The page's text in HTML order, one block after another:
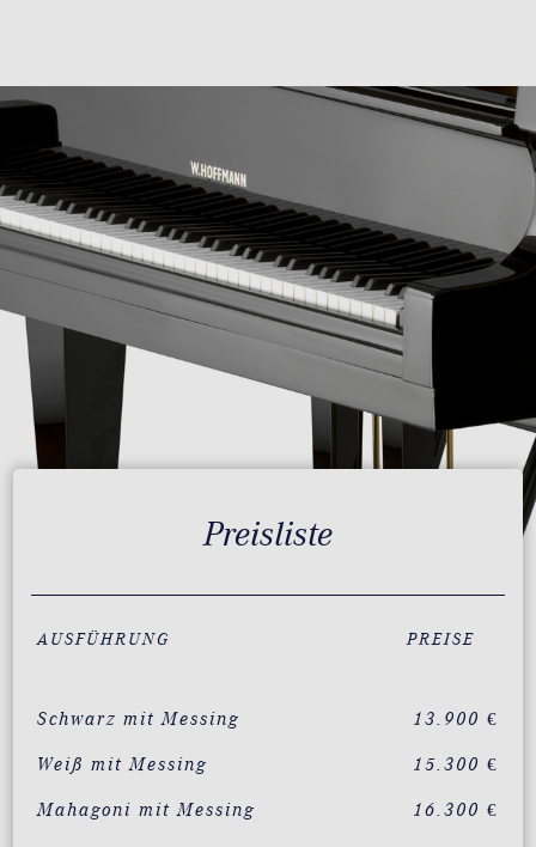
Preisliste
AUSFÜHRUNG PREISE
Schwarz mit Messing 13.900 €
Weiß mit Messing 15.300 €
Mahagoni mit Messing 16.300 €